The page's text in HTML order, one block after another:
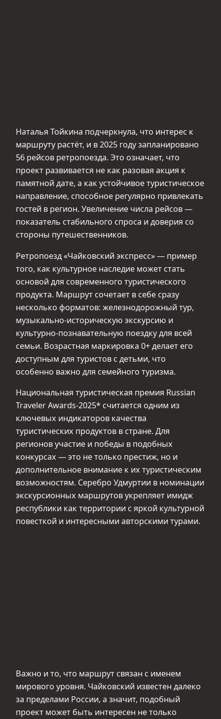
Наталья Тойкина подчеркнула, что интерес к
маршруту растёт, и в 2025 году запланировано
56 рейсов ретропоезда. Это означает, что
проект развивается не как разовая акция к
памятной дате, а как устойчивое туристическое
направление, способное регулярно привлекать
гостей в регион. Увеличение числа рейсов —
показатель стабильного спроса и доверия со
стороны путешественников.
Ретропоезд «Чайковский экспресс» — пример
того, как культурное наследие может стать
основой для современного туристического
продукта. Маршрут сочетает в себе сразу
несколько форматов: железнодорожный тур,
музыкально-историческую экскурсию и
культурно-познавательную поездку для всей
семьи. Возрастная маркировка 0+ делает его
доступным для туристов с детьми, что
особенно важно для семейного туризма.
Национальная туристическая премия Russian
Traveler Awards-2025* считается одним из
ключевых индикаторов качества
туристических продуктов в стране. Для
регионов участие и победы в подобных
конкурсах — это не только престиж, но и
дополнительное внимание к их туристическим
возможностям. Серебро Удмуртии в номинации
экскурсионных маршрутов укрепляет имидж
республики как территории с яркой культурной
повесткой и интересными авторскими турами.
Важно и то, что маршрут связан с именем
мирового уровня. Чайковский известен далеко
за пределами России, а значит, подобный
проект может быть интересен не только